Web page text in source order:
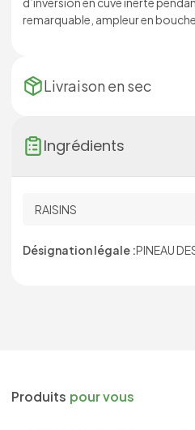
remarquable, ampleur en
Livraison en sec
Ingrédients
RAISINS
Désignation légale :PINEAU
Produits pour vous